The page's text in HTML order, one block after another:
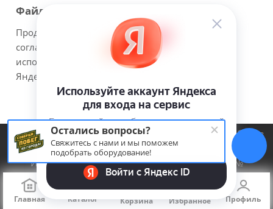
Главная Каталог Корзина Избранное Профиль
2026 © 4х4Centre - интернет-магазин внедорожного
оборудования с доставкой по России. Соверши побег из
города!.
ИП Медведев Михаил Геннадьевич ОГРНИП №
307667226300017
Файлы cookie
Продолжая использовать наш сайт Вы даете
согласие на обработку файлов cookie и
использовании сервисов веб-аналитики
Яндекс.Метрика.
Принимаю Подробнее
Остались вопросы?
Свяжитесь с нами и мы поможем
подобрать оборудование!